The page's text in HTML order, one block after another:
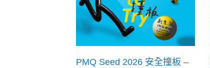
PMQ Seed 2026 安全撞板 –